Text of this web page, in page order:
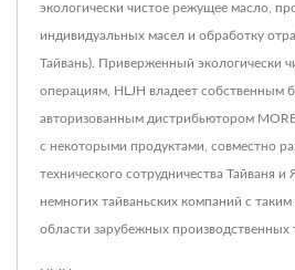
экологически чистое режущее масло,
индивидуальных масел и обработку
Тайвань). Приверженный экологически
операциям, HLJH владеет собственным
авторизованным дистрибьютором
с некоторыми продуктами, совместно
технического сотрудничества Тайваня
немногих тайваньских компаний с
области зарубежных производственных